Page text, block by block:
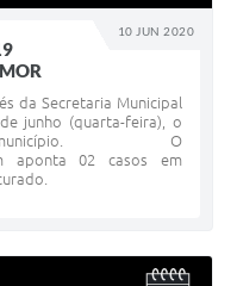
10 JUN 2020
da Secretaria Municipal
junho (quarta-feira), o
no município. O
aponta 02 casos em